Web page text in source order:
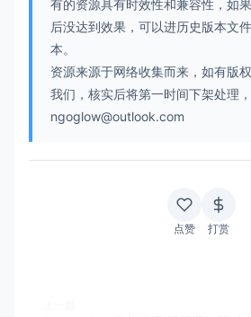
有的资源具有时效性和兼容性，如
后没达到效果，可以进历史版本文
本。
资源来源于网络收集而来，如有版
我们，核实后将第一时间下架处理
ngoglow@outlook.com
点赞 打赏